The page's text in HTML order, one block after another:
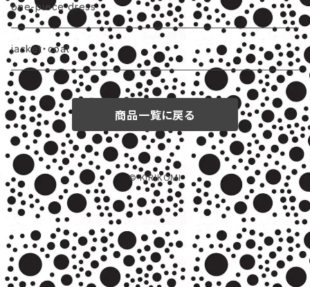
one-piece dress
jacket・coat
商品一覧に戻る
© KIRIKOMI